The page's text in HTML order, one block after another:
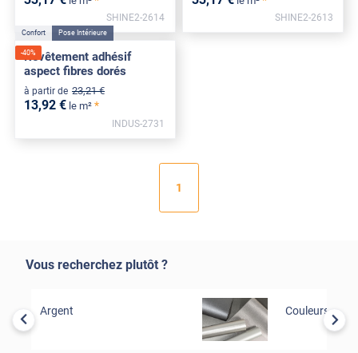
SHINE2-2614 SHINE2-2613
-40%
Confort Pose Intérieure
Revêtement adhésif
aspect fibres dorés
à partir de 23,21 €
13,92 € le m² *
INDUS-2731
1
Vous recherchez plutôt ?
Argent Couleurs